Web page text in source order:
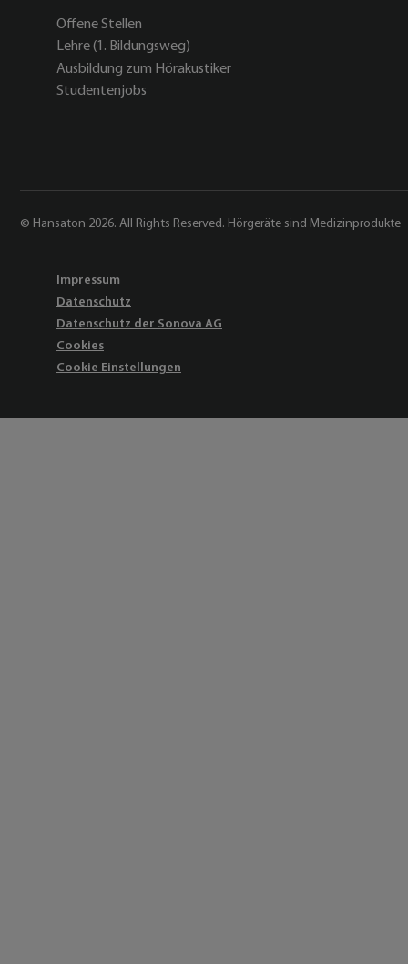
Offene Stellen
Lehre (1. Bildungsweg)
Ausbildung zum Hörakustiker
Studentenjobs
© Hansaton 2026. All Rights Reserved. Hörgeräte sind Medizinprodukte
Impressum
Datenschutz
Datenschutz der Sonova AG
Cookies
Cookie Einstellungen